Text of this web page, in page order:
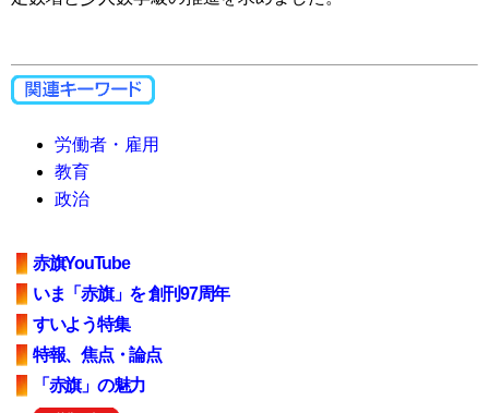
労働者・雇用
教育
政治
赤旗YouTube
いま「赤旗」を 創刊97周年
すいよう特集
特報、焦点・論点
「赤旗」の魅力